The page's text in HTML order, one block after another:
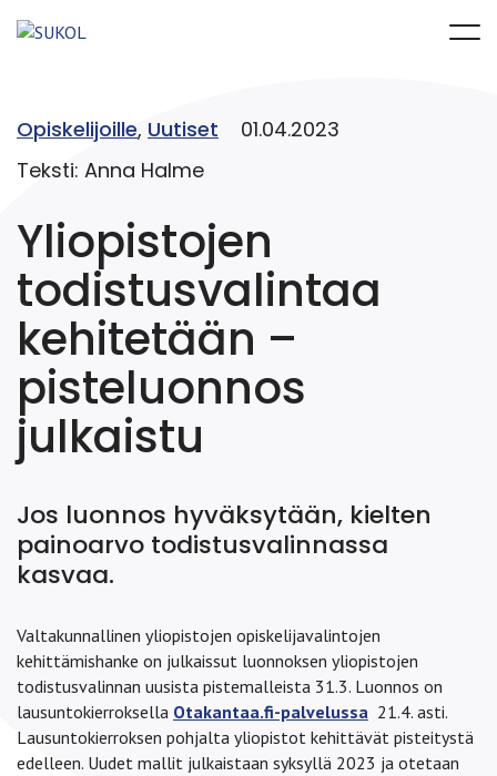
Opiskelijoille, Uutiset
01.04.2023
Teksti: Anna Halme
Yliopistojen
todistusvalintaa
kehitetään –
pisteluonnos
julkaistu
Jos luonnos hyväksytään, kielten
painoarvo todistusvalinnassa
kasvaa.
Valtakunnallinen yliopistojen opiskelijavalintojen
kehittämishanke on julkaissut luonnoksen yliopistojen
todistusvalinnan uusista pistemalleista 31.3. Luonnos on
lausuntokierroksella Otakantaa.fi-palvelussa 21.4. asti.
Lausuntokierroksen pohjalta yliopistot kehittävät pisteitystä
edelleen. Uudet mallit julkaistaan syksyllä 2023 ja otetaan